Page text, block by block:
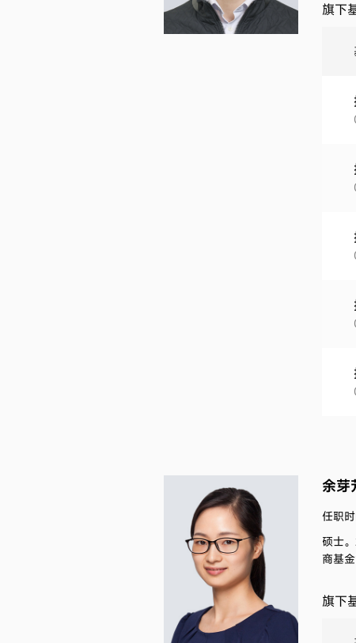
旗下
余芽
任职
硕士。
商基
旗下